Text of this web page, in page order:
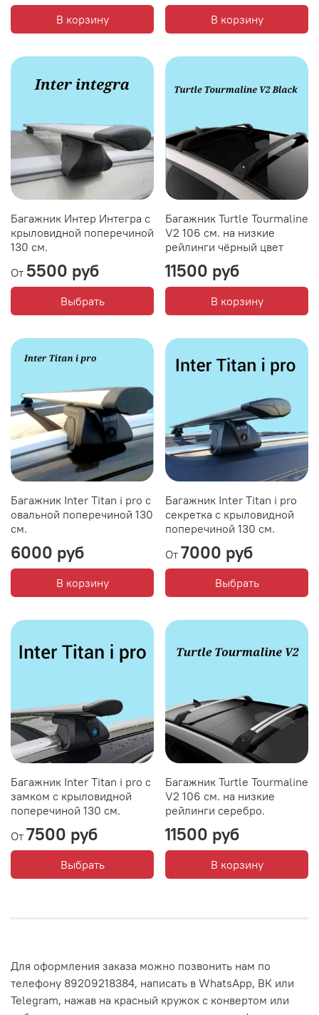
В корзину В корзину
Багажник Интер Интегра с
крыловидной поперечиной
130 см.
От 5500 руб
Выбрать
Багажник Turtle Tourmaline
V2 106 см. на низкие
рейлинги чёрный цвет
11500 руб
В корзину
Багажник Inter Titan i pro с
овальной поперечиной 130
см.
6000 руб
В корзину
Багажник Inter Titan i pro
секретка с крыловидной
поперечиной 130 см.
От 7000 руб
Выбрать
Багажник Inter Titan i pro с
замком с крыловидной
поперечиной 130 см.
От 7500 руб
Выбрать
Багажник Turtle Tourmaline
V2 106 см. на низкие
рейлинги серебро.
11500 руб
В корзину
Для оформления заказа можно позвонить нам по
телефону 89209218384, написать в WhatsApp, ВК или
Telegram, нажав на красный кружок с конвертом или